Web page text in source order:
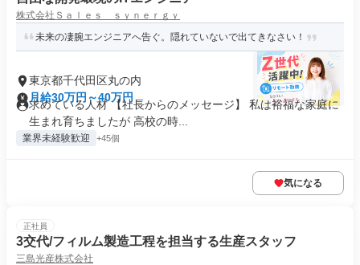
株式会社Ｓａｌｅｓ ｓｙｎｅｒｇｙ
未来の凄腕エンジニアへ告ぐ。隠れていないで出てきなさい！
東京都千代田区丸の内
月給30万円～40万円
求めている人材 【社長からのメッセージ】 私は裕福な家庭に
生まれ育ちましたが 高校の時...
業界未経験歓迎 +45個
気になる
正社員
3交代/フィルム製造工程を担当する生産スタッフ
三島光産株式会社